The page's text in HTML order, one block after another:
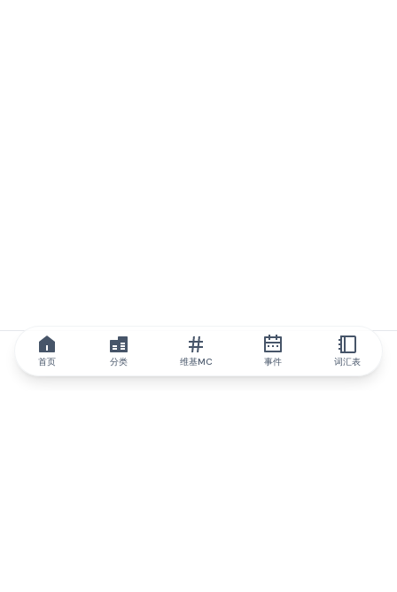
首页 分类 维基MC 事件 词汇表